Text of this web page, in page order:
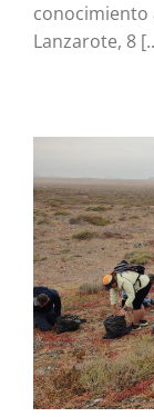
conocimiento
Lanzarote, 8